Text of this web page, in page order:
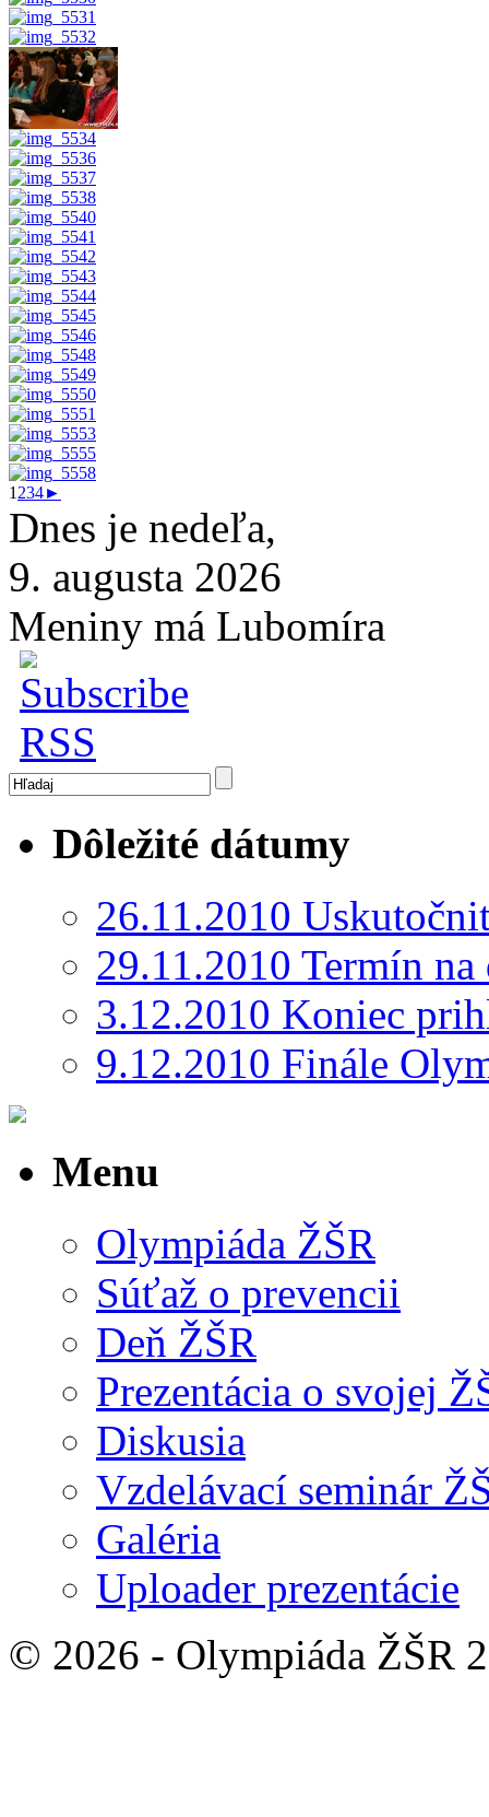
1 234►
Dnes je nedeľa,
9. augusta 2026
Meniny má Lubomíra
Dôležité dátumy
26.11.2010
29.11.2010 Termín
3.12.2010 Koniec
9.12.2010 Finále
Menu
Olympiáda ŽŠR
Súťaž o prevencii
Deň ŽŠR
Prezentácia o svojej
Diskusia
Vzdelávací seminár
Galéria
Uploader prezentácie
© 2026 - Olympiáda ŽŠR